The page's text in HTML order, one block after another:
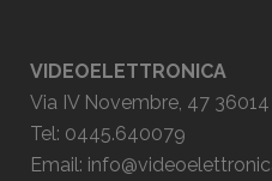
VIDEOELETTRONICA
Via IV Novembre, 47
Tel: 0445.640079
Email: